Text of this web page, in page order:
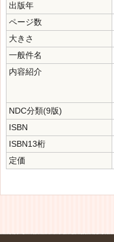
出版年
ページ数
大きさ
一般件名
内容紹介
NDC分類(9版)
ISBN
ISBN13桁
定価